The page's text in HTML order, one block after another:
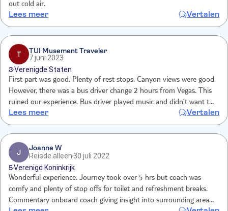
out cold air.
Lees meer Vertalen
T
TUI Musement Traveler
7 juni 2023
3Verenigde Staten
First part was good. Plenty of rest stops. Canyon views were good.
However, there was a bus driver change 2 hours from Vegas. This
ruined our experience. Bus driver played music and didn’t want to
drop off at Bellagio tour area and dropped us off on street!! Unable
to get Uber home!
Lees meer Vertalen
J
Joanne W
Reisde alleen 30 juli 2022
5Verenigd Koninkrijk
Wonderful experience. Journey took over 5 hrs but coach was
comfy and plenty of stop offs for toilet and refreshment breaks.
Commentary onboard coach giving insight into surrounding areas